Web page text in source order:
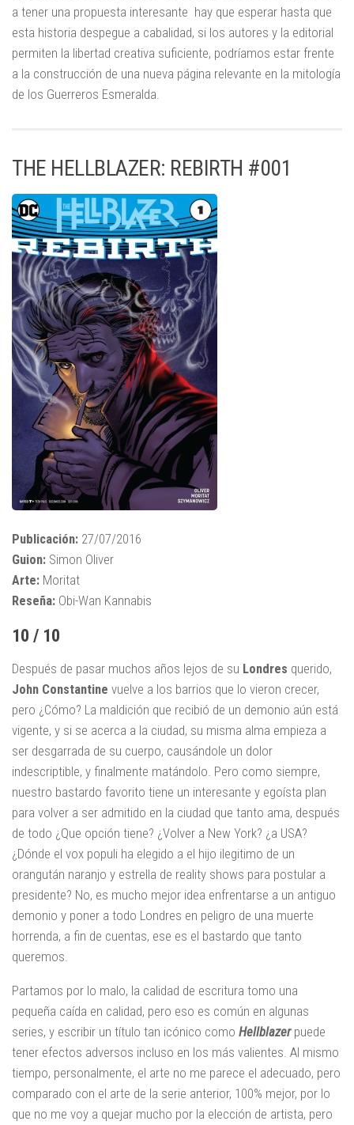
a tener una propuesta interesante hay que esperar hasta que
esta historia despegue a cabalidad, si los autores y la editorial
permiten la libertad creativa suficiente, podríamos estar frente
a la construcción de una nueva página relevante en la mitología
de los Guerreros Esmeralda.
THE HELLBLAZER: REBIRTH #001
Publicación: 27/07/2016
Guion: Simon Oliver
Arte: Moritat
Reseña: Obi-Wan Kannabis
10 / 10
Después de pasar muchos años lejos de su Londres querido,
John Constantine vuelve a los barrios que lo vieron crecer,
pero ¿Cómo? La maldición que recibió de un demonio aún está
vigente, y si se acerca a la ciudad, su misma alma empieza a
ser desgarrada de su cuerpo, causándole un dolor
indescriptible, y finalmente matándolo. Pero como siempre,
nuestro bastardo favorito tiene un interesante y egoísta plan
para volver a ser admitido en la ciudad que tanto ama, después
de todo ¿Que opción tiene? ¿Volver a New York? ¿a USA?
¿Dónde el vox populi ha elegido a el hijo ilegitimo de un
orangután naranjo y estrella de reality shows para postular a
presidente? No, es mucho mejor idea enfrentarse a un antiguo
demonio y poner a todo Londres en peligro de una muerte
horrenda, a fin de cuentas, ese es el bastardo que tanto
queremos.
Partamos por lo malo, la calidad de escritura tomo una
pequeña caída en calidad, pero eso es común en algunas
series, y escribir un título tan icónico como Hellblazerpuede
tener efectos adversos incluso en los más valientes. Al mismo
tiempo, personalmente, el arte no me parece el adecuado, pero
comparado con el arte de la serie anterior, 100% mejor, por lo
que no me voy a quejar mucho por la elección de artista, pero